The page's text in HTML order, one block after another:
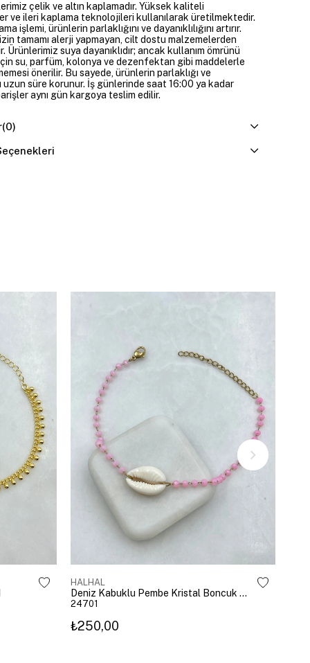
çelik ve altın kaplamadır. Yüksek kaliteli
ve ileri kaplama teknolojileri kullanılarak üretilmektedir.
işlemi, ürünlerin parlaklığını ve dayanıklılığını artırır.
tamamı alerji yapmayan, cilt dostu malzemelerden
Ürünlerimiz suya dayanıklıdır; ancak kullanım ömrünü
su, parfüm, kolonya ve dezenfektan gibi maddelerle
önerilir. Bu sayede, ürünlerin parlaklığı ve
uzun süre korunur. İş günlerinde saat 16:00 ya kadar
aynı gün kargoya teslim edilir.
(0)
HALHAL
Deniz Kabuklu Pembe Kristal Boncuk Halhal Gold
24701
₺250,00